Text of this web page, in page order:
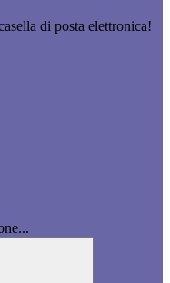
di posta elettronica!